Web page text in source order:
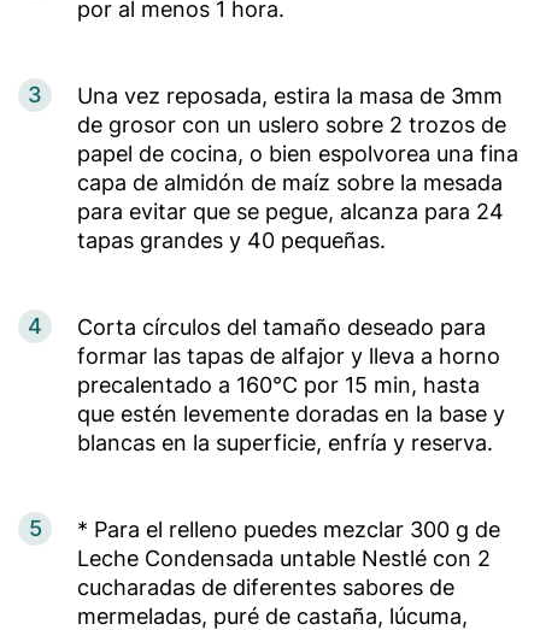
por al menos 1 hora.
3
Una vez reposada, estira la masa de 3mm
de grosor con un uslero sobre 2 trozos de
papel de cocina, o bien espolvorea una fina
capa de almidón de maíz sobre la mesada
para evitar que se pegue, alcanza para 24
tapas grandes y 40 pequeñas.
4
Corta círculos del tamaño deseado para
formar las tapas de alfajor y lleva a horno
precalentado a 160°C por 15 min, hasta
que estén levemente doradas en la base y
blancas en la superficie, enfría y reserva.
5
* Para el relleno puedes mezclar 300 g de
Leche Condensada untable Nestlé con 2
cucharadas de diferentes sabores de
mermeladas, puré de castaña, lúcuma,